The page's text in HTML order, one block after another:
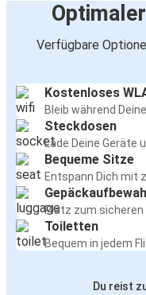
Verfügbare
Kostenloses
Bleib während
Steckdosen
Lade Deine Geräte
Bequeme Sitze
Entspann Dich mit
Platz zum sicheren
Toiletten
Bequem in jedem
Du reist